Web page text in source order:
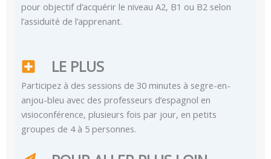
pour objectif d’acquérir le niveau A2, B1 ou B2 selon
l’assiduité de l’apprenant.
LE PLUS
Participez à des sessions de 30 minutes à segre-en-
anjou-bleu avec des professeurs d’espagnol en
visioconférence, plusieurs fois par jour, en petits
groupes de 4 à 5 personnes.